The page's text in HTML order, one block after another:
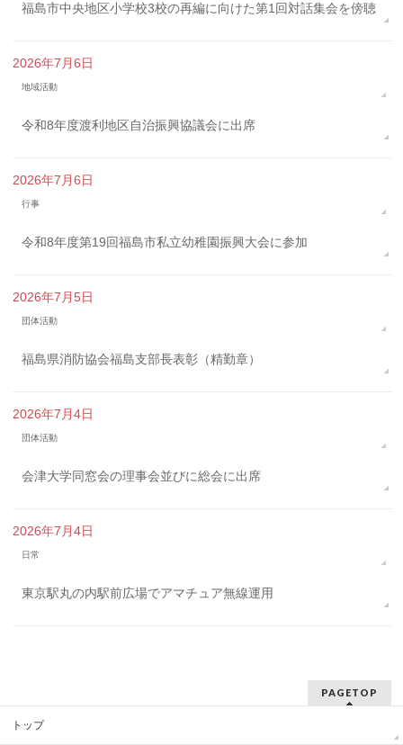
福島市中央地区小学校3校の再編に向けた第1回対話集会を傍聴
2026年7月6日
地域活動
令和8年度渡利地区自治振興協議会に出席
2026年7月6日
行事
令和8年度第19回福島市私立幼稚園振興大会に参加
2026年7月5日
団体活動
福島県消防協会福島支部長表彰（精勤章）
2026年7月4日
団体活動
会津大学同窓会の理事会並びに総会に出席
2026年7月4日
日常
東京駅丸の内駅前広場でアマチュア無線運用
PAGETOP
トップ